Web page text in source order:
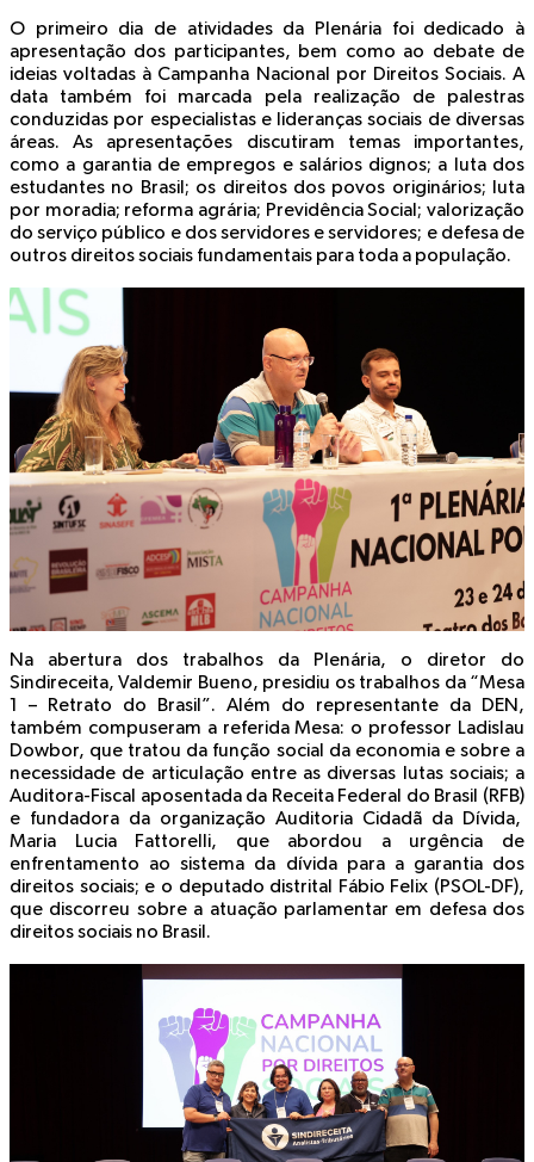
O primeiro dia de atividades da Plenária foi dedicado à
apresentação dos participantes, bem como ao debate de
ideias voltadas à Campanha Nacional por Direitos Sociais. A
data também foi marcada pela realização de palestras
conduzidas por especialistas e lideranças sociais de diversas
áreas. As apresentações discutiram temas importantes,
como a garantia de empregos e salários dignos; a luta dos
estudantes no Brasil; os direitos dos povos originários; luta
por moradia; reforma agrária; Previdência Social; valorização
do serviço público e dos servidores e servidores; e defesa de
outros direitos sociais fundamentais para toda a população.
Na abertura dos trabalhos da Plenária, o diretor do
Sindireceita, Valdemir Bueno, presidiu os trabalhos da “Mesa
1 – Retrato do Brasil”. Além do representante da DEN,
também compuseram a referida Mesa: o professor Ladislau
Dowbor, que tratou da função social da economia e sobre a
necessidade de articulação entre as diversas lutas sociais; a
Auditora-Fiscal aposentada da Receita Federal do Brasil (RFB)
e fundadora da organização Auditoria Cidadã da Dívida,
Maria Lucia Fattorelli, que abordou a urgência de
enfrentamento ao sistema da dívida para a garantia dos
direitos sociais; e o deputado distrital Fábio Felix (PSOL-DF),
que discorreu sobre a atuação parlamentar em defesa dos
direitos sociais no Brasil.